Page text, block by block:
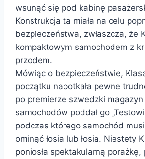
wsunąć się pod kabinę
Konstrukcja ta miała na celu
bezpieczeństwa, zwłaszcza, że
kompaktowym samochodem z
przodem.
Mówiąc o bezpieczeństwie,
początku napotkała pewne
po premierze szwedzki magazyn
samochodów poddał go „Testowi
podczas którego samochód
ominąć łosia lub łosia. Niestety
poniosła spektakularną